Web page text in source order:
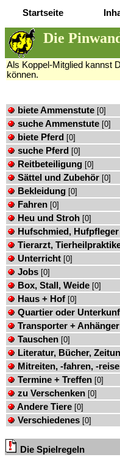
Startseite
Die
Als Koppel-Mitglied kannst
können.
biete Ammenstute [0]
suche Ammenstute [0]
biete Pferd [0]
suche Pferd [0]
Reitbeteiligung [0]
Sättel und Zubehör [0]
Bekleidung [0]
Fahren [0]
Heu und Stroh [0]
Hufschmied, Hufpfleger
Tierarzt,
Unterricht [0]
Jobs [0]
Box, Stall, Weide [0]
Haus + Hof [0]
Quartier oder
Transporter + Anhänger
Tauschen [0]
Literatur, Bücher,
Mitreiten, -fahren, -
Termine + Treffen [0]
zu Verschenken [0]
Andere Tiere [0]
Verschiedenes [0]
Die Spielregeln